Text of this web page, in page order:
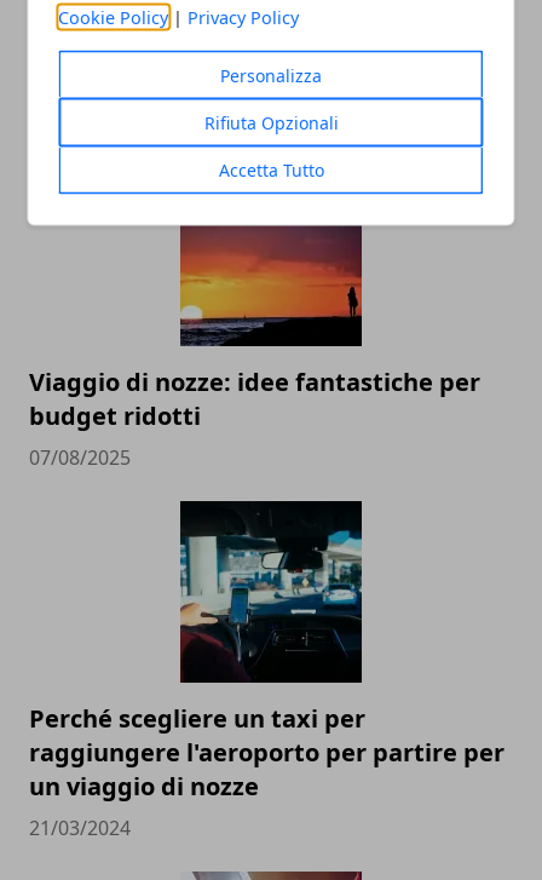
Cookie Policy | Privacy Policy
Personalizza
Rifiuta Opzionali
Accetta Tutto
ARTICOLI CORRELATI
Viaggio di nozze: idee fantastiche per
budget ridotti
07/08/2025
Perché scegliere un taxi per
raggiungere l'aeroporto per partire per
un viaggio di nozze
21/03/2024